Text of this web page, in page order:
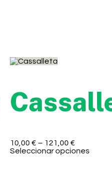
10,00 € – 121,00 €
Seleccionar opciones